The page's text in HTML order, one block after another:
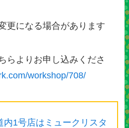
更になる場合があります
らよりお申し込みくださ
workshop/708/
内1号店はミュークリスタ